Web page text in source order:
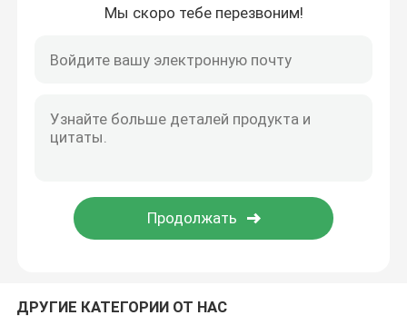
Инверторный реактор переменного тока
Мы скоро тебе перезвоним!
ДРУГИЕ КАТЕГОРИИ ОТ НАС